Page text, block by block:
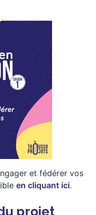
et fédérer vos
en cliquant ici.
projet